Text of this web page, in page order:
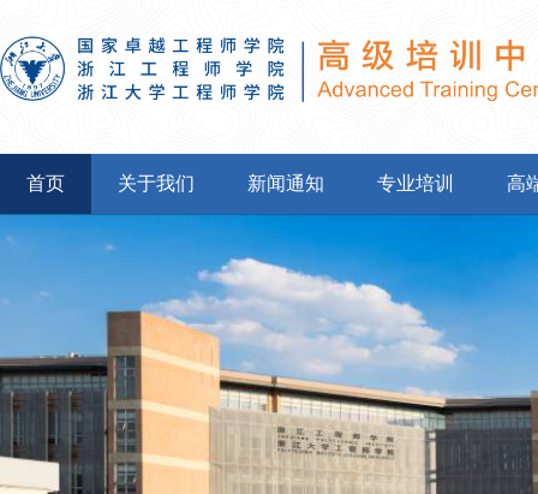
首页 关于我们 新闻通知 专业培训 高